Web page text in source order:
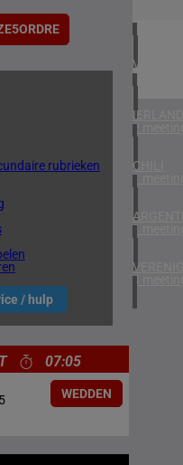
rubrieken
/ hulp
1
6
IERLAND
2
CHILI
1
1
4
07:05
WEDDEN